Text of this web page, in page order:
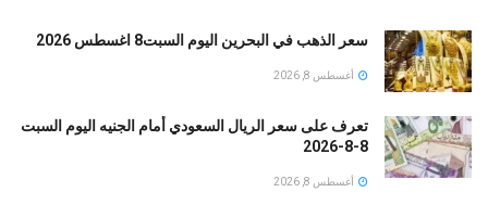
سعر الذهب في البحرين اليوم السبت8 اغسطس 2026
أغسطس 8, 2026
تعرف على سعر الريال السعودي أمام الجنيه اليوم السبت
8-8-2026
أغسطس 8, 2026